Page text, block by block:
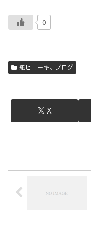
0
紙ヒコーキ。ブログ
X